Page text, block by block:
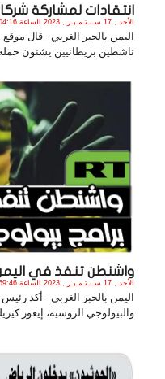
انتقادات لمشاركة
الأحد , 17 سـبـتـمـبـر , 2023 الساعة 8:04:16 PM
اليمن بالحبر الغربي - قال
ناشطين بريطانيين يشنون
واشنطن تنفذ في اليمن
الأحد , 17 سـبـتـمـبـر , 2023 الساعة 7:59:46 PM
اليمن بالحبر الغربي - أكد
والبيولوجي الروسية، إيغور